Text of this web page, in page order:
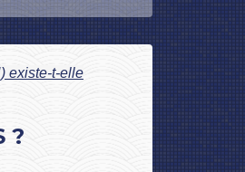
existe-t-elle
?